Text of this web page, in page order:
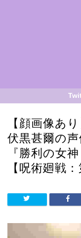
【顔画像あ
伏黒甚爾の声
『勝利の女
【呪術廻戦：